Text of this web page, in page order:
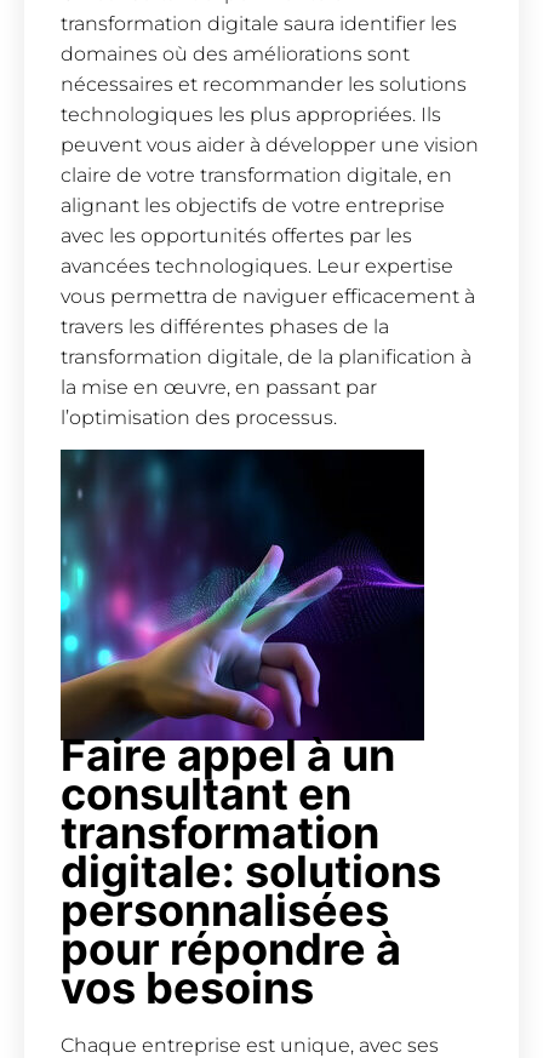
transformation digitale saura identifier les
domaines où des améliorations sont
nécessaires et recommander les solutions
technologiques les plus appropriées. Ils
peuvent vous aider à développer une vision
claire de votre transformation digitale, en
alignant les objectifs de votre entreprise
avec les opportunités offertes par les
avancées technologiques. Leur expertise
vous permettra de naviguer efficacement à
travers les différentes phases de la
transformation digitale, de la planification à
la mise en œuvre, en passant par
l’optimisation des processus.
Faire appel à un
consultant en
transformation
digitale: solutions
personnalisées
pour répondre à
vos besoins
Chaque entreprise est unique, avec ses